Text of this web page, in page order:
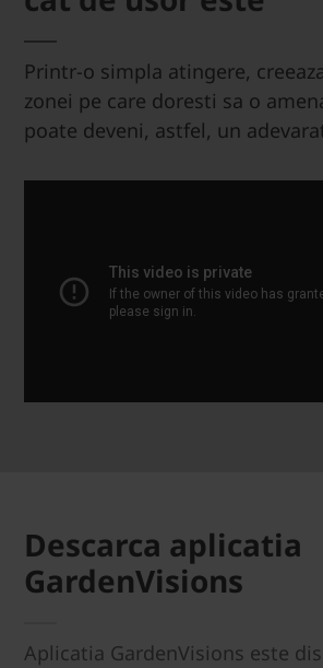
Printr-o simpla atingere,
zonei pe care doresti sa o
poate deveni, astfel, un
Descarca aplicatia
GardenVisions
Aplicatia GardenVisions este